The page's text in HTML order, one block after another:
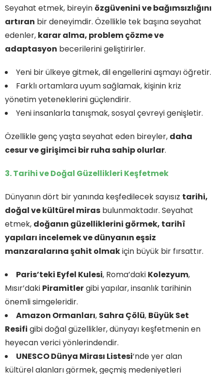
Seyahat etmek, bireyin özgüvenini ve bağımsızlığını
artıran bir deneyimdir. Özellikle tek başına seyahat
edenler, karar alma, problem çözme ve
adaptasyon becerilerini geliştirirler.
Yeni bir ülkeye gitmek, dil engellerini aşmayı öğretir.
Farklı ortamlara uyum sağlamak, kişinin kriz
yönetim yeteneklerini güçlendirir.
Yeni insanlarla tanışmak, sosyal çevreyi genişletir.
Özellikle genç yaşta seyahat eden bireyler, daha
cesur ve girişimci bir ruha sahip olurlar.
3. Tarihi ve Doğal Güzellikleri Keşfetmek
Dünyanın dört bir yanında keşfedilecek sayısız tarihi,
doğal ve kültürel miras bulunmaktadır. Seyahat
etmek, doğanın güzelliklerini görmek, tarihî
yapıları incelemek ve dünyanın eşsiz
manzaralarına şahit olmakiçin büyük bir fırsattır.
Paris’teki Eyfel Kulesi, Roma’daki Kolezyum,
Mısır’daki Piramitlergibi yapılar, insanlık tarihinin
önemli simgeleridir.
Amazon Ormanları, Sahra Çölü, Büyük Set
Resifi gibi doğal güzellikler, dünyayı keşfetmenin en
heyecan verici yönlerindendir.
UNESCO Dünya Mirası Listesi‘nde yer alan
kültürel alanları görmek, geçmiş medeniyetleri